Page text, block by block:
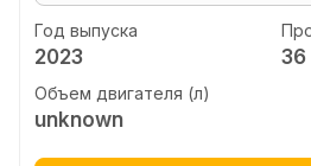
Год выпуска
2023 36
Объем двигателя (л)
unknown